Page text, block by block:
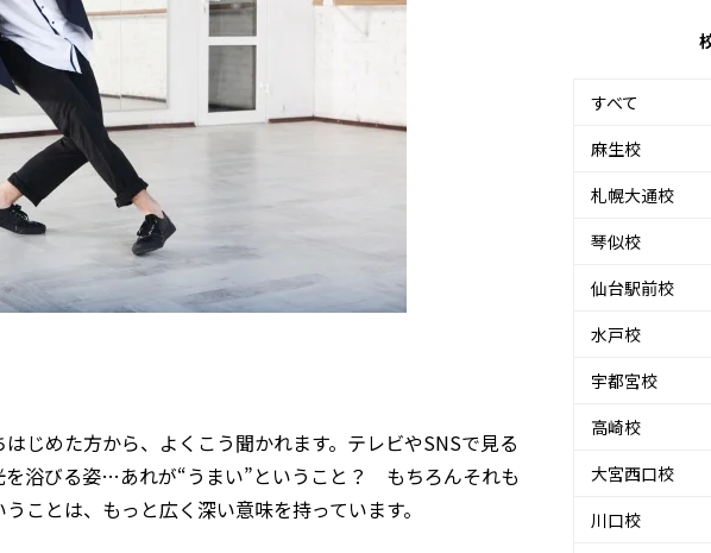
じめた方から、よくこう聞かれます。テレビやSNSで見る
を浴びる姿…あれが“うまい”ということ？ もちろんそれも
ことは、もっと広く深い意味を持っています。
すべて
麻生校
札幌大通校
琴似校
仙台駅前校
水戸校
宇都宮校
高崎校
大宮西口校
川口校